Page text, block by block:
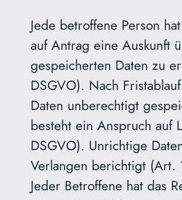
Jede betroffene Person
auf Antrag eine Auskunft
gespeicherten Daten zu
DSGVO). Nach
Daten unberechtigt
besteht ein Anspruch auf
DSGVO). Unrichtige
Verlangen berichtigt (Art.
Jeder Betroffene hat das